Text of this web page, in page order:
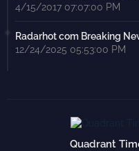
4/15/2017 07:07:00 PM
Radarhot com Breaking
12/24/2025 05:53:00 PM
Quadrant